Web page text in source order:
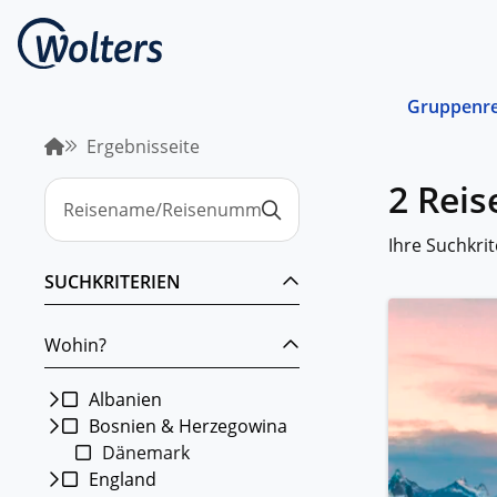
Von
Ergebnisseite
SUCHKRITERIEN
Wohin?
Albanien
Bosnien & Herzegowina
Dänemark
England
2
Ihre